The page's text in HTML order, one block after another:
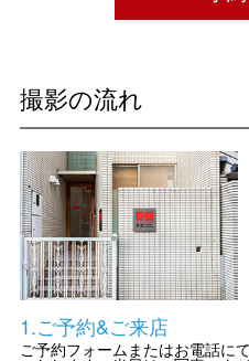
撮影の流れ
1.ご予約&ご来店
ご予約フォームまたはお電話に